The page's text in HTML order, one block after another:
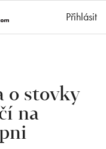
Přihlásit
o stovky
na